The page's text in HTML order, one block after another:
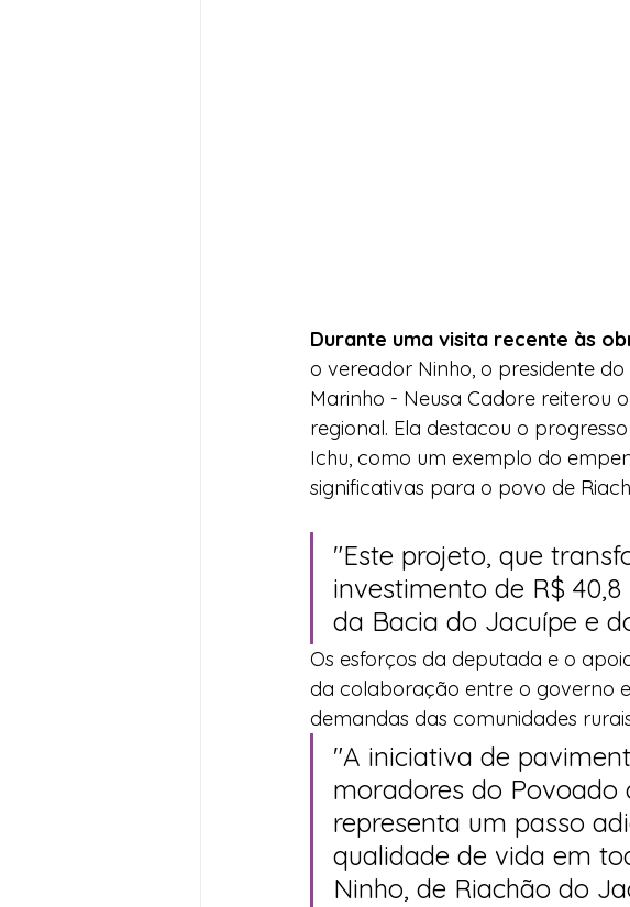
Durante uma visita recente às
o vereador Ninho, o presidente
Marinho - Neusa Cadore reiterou
regional. Ela destacou o
Ichu, como um exemplo do
significativas para o povo de
"Este projeto, que
investimento de R$
da Bacia do Jacuípe e
Os esforços da deputada e o
da colaboração entre o governo
demandas das comunidades
"A iniciativa de
moradores do Povoado
representa um passo
qualidade de vida em
Ninho, de Riachão do